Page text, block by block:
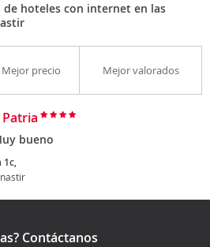
de hoteles con internet en las
Mejor precio Mejor valorados
bueno
1c,
Contáctanos